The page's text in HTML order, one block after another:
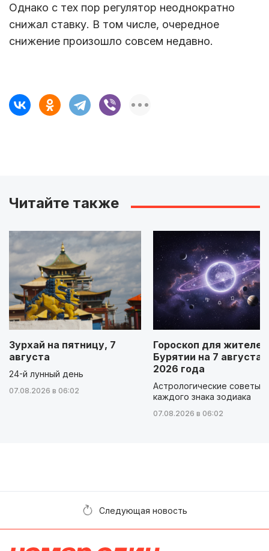
Однако с тех пор регулятор неоднократно
снижал ставку. В том числе, очередное
снижение произошло совсем недавно.
Читайте также
Зурхай на пятницу, 7
августа
24-й лунный день
07.08.2026 в 06:02
Гороскоп для жителей
Бурятии на 7 августа
2026 года
Астрологические советы
каждого знака зодиака
07.08.2026 в 06:02
Следующая новость